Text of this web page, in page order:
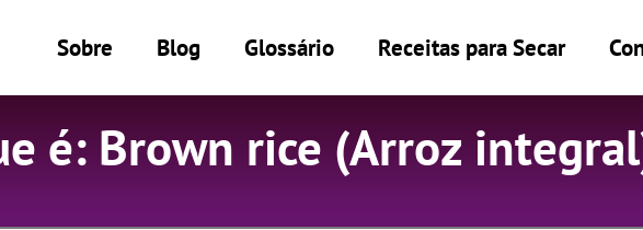
Sobre Blog Glossário Receitas para Secar
é: Brown rice (Arroz